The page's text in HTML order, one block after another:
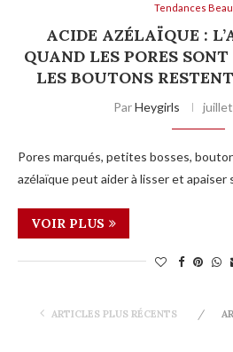
Tendances
ACIDE AZÉLAÏQUE :
QUAND LES PORES
LES BOUTONS
ParHeygirls
Pores marqués, petites bosses,
azélaïque peut aider à lisser et apaiser
VOIR PLUS
ARTICLES PLUS RÉCENTS